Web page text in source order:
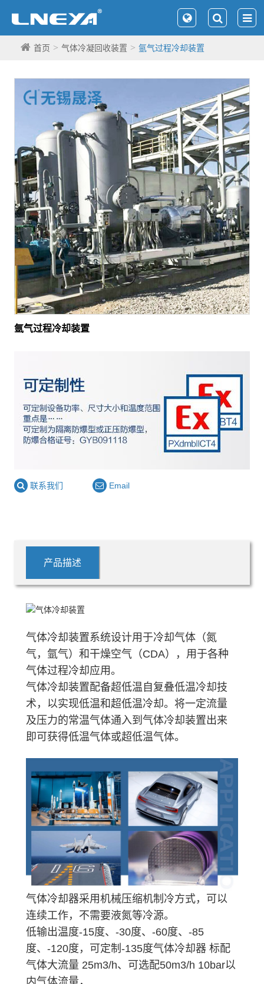
首页 气体冷凝回收装置 氩气过程冷却装置
氩气过程冷却装置
联系我们 Email
产品描述
气体冷却装置系统设计用于冷却气体（氮
气，氩气）和干燥空气（CDA），用于各种
气体过程冷却应用。
气体冷却装置配备超低温自复叠低温冷却技
术，以实现低温和超低温冷却。将一定流量
及压力的常温气体通入到气体冷却装置出来
即可获得低温气体或超低温气体。
气体冷却器采用机械压缩机制冷方式，可以
连续工作，不需要液氮等冷源。
低输出温度-15度、-30度、-60度、-85
度、-120度，可定制-135度气体冷却器 标配
气体大流量 25m3/h、可选配50m3/h 10bar以
内气体流量，